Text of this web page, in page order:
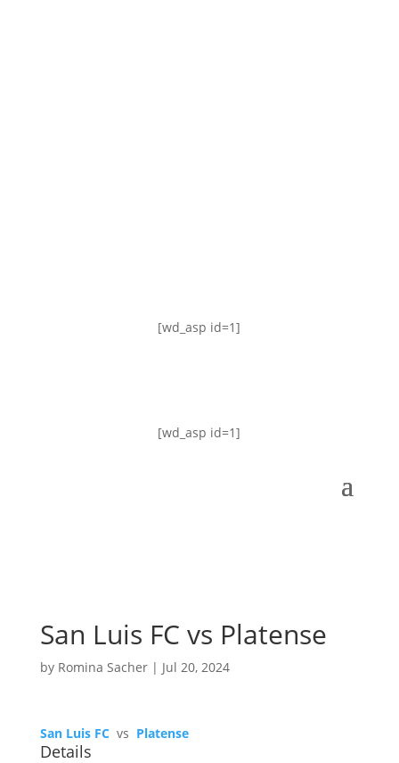
[wd_asp id=1]
[wd_asp id=1]
San Luis FC vs Platense
by Romina Sacher| Jul 20, 2024
San Luis FC vs Platense
Details